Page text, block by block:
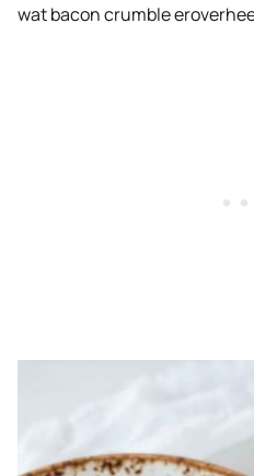
wat bacon crumble